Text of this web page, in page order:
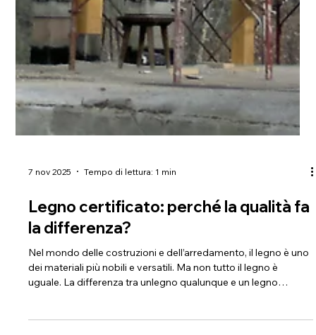
7 nov 2025 Tempo di lettura: 1 min
la differenza?
Nel mondo delle costruzioni e dell’arredamento, il legno è uno